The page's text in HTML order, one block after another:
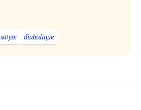
satyre diabolique